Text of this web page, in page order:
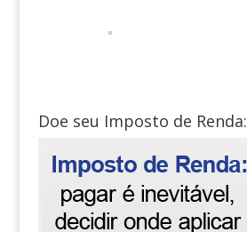
Doe seu Imposto de Renda: